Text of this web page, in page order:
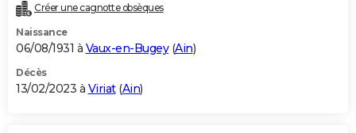
Créer une cagnotte obsèques
Naissance
06/08/1931 à Vaux-en-Bugey(Ain)
Décès
13/02/2023 à Viriat(Ain)